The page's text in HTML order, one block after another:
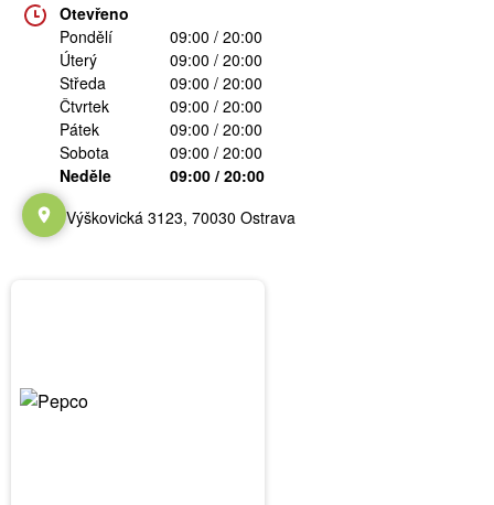
Otevřeno
Pondělí
09:00 / 20:00
Úterý
09:00 / 20:00
Středa
09:00 / 20:00
Čtvrtek
09:00 / 20:00
Pátek
09:00 / 20:00
Sobota
09:00 / 20:00
Neděle
09:00 / 20:00
Výškovická 3123, 70030 Ostrava